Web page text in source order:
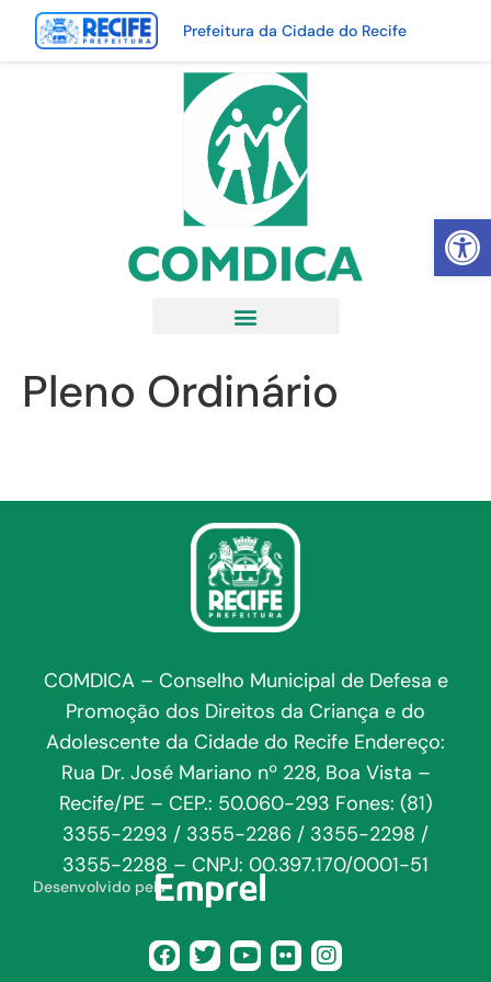
Abrir
Prefeitura da Cidade do Recife
Pleno Ordinário
COMDICA – Conselho Municipal de Defesa e
Promoção dos Direitos da Criança e do
Adolescente da Cidade do Recife Endereço:
Rua Dr. José Mariano nº 228, Boa Vista –
Recife/PE – CEP.: 50.060-293 Fones: (81)
3355-2293 / 3355-2286 / 3355-2298 /
3355-2288 – CNPJ: 00.397.170/0001-51
Desenvolvido pela